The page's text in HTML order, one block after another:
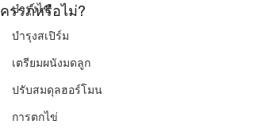
บำรุงไข่
บำรุงสเปิร์ม
เตรียมผนังมดลูก
ปรับสมดุลฮอร์โมน
การตกไข่
ครรภ์หรือไม่?